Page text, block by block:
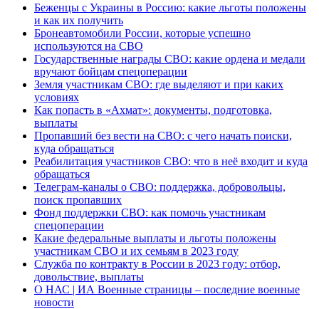
Беженцы с Украины в Россию: какие льготы положены
и как их получить
Бронеавтомобили России, которые успешно
используются на СВО
Государственные награды СВО: какие ордена и медали
вручают бойцам спецоперации
Земля участникам СВО: где выделяют и при каких
условиях
Как попасть в «Ахмат»: документы, подготовка,
выплаты
Пропавший без вести на СВО: с чего начать поиски,
куда обращаться
Реабилитация участников СВО: что в неё входит и куда
обращаться
Телеграм-каналы о СВО: поддержка, добровольцы,
поиск пропавших
Фонд поддержки СВО: как помочь участникам
спецоперации
Какие федеральные выплаты и льготы положены
участникам СВО и их семьям в 2023 году
Служба по контракту в России в 2023 году: отбор,
довольствие, выплаты
О НАС | ИА Военные страницы – последние военные
новости